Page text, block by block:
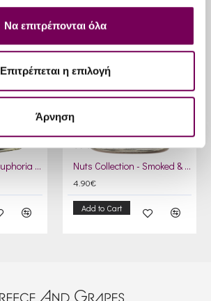
Να επιτρέπονται όλα
Επιτρέπεται η επιλογή
Άρνηση
Nuts Collection - Euphoria & Energy Nuts Collection - Smoked & Choco
4.90€
Add to Cart